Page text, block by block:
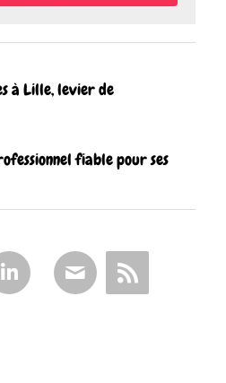
à Lille, levier de
fiable pour ses